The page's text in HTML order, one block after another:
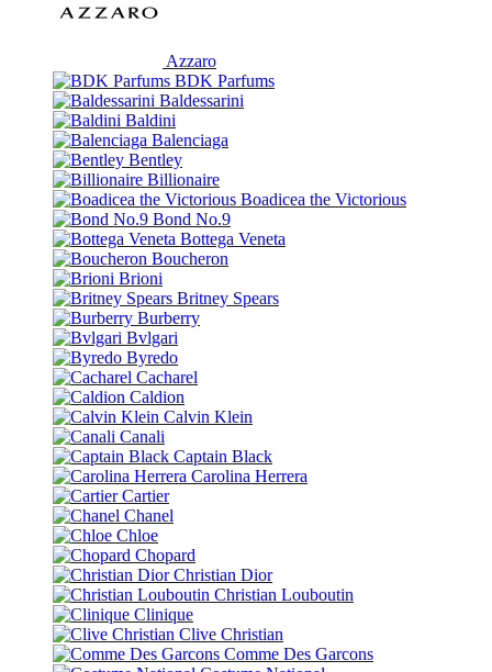
Azzaro
BDK Parfums
Baldessarini
Baldini
Balenciaga
Bentley
Billionaire
Boadicea the Victorious
Bond No.9
Bottega Veneta
Boucheron
Brioni
Britney Spears
Burberry
Bvlgari
Byredo
Cacharel
Caldion
Calvin Klein
Canali
Captain Black
Carolina Herrera
Cartier
Chanel
Chloe
Chopard
Christian Dior
Christian Louboutin
Clinique
Clive Christian
Comme Des Garcons